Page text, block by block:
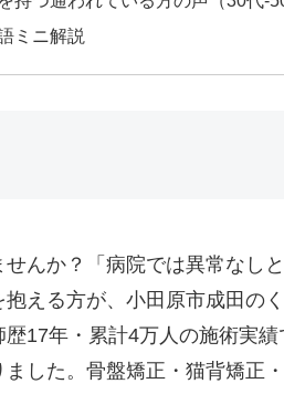
ミニ解説
んか？「病院では異常なし
える方が、小田原市成田の
17年・累計4万人の施術実
した。骨盤矯正・猫背矯正